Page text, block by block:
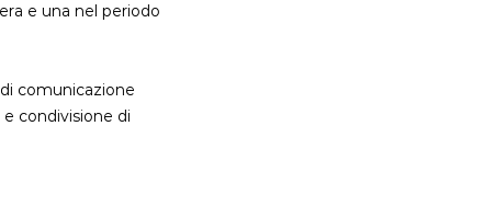
e una nel periodo
comunicazione
condivisione di